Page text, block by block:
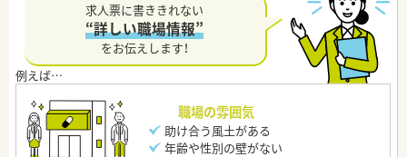
求人票に書ききれない
“詳しい職場情報”
をお伝えします！
職場の雰囲気
助け合う風土がある
年齢や性別の壁がない